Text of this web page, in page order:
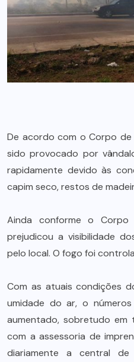
De acordo com o Corpo
sido provocado por
rapidamente devido às
capim seco, restos de
Ainda conforme o Corpo
prejudicou a visibilidade
pelo local. O fogo foi
Com as atuais condições
umidade do ar, o
aumentado, sobretudo em
com a assessoria de
diariamente a central de